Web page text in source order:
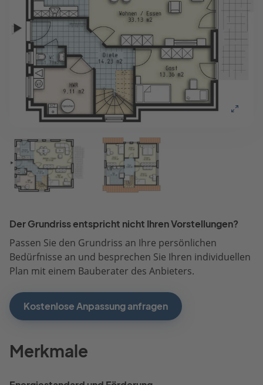
Der Grundriss entspricht nicht Ihren Vorstellungen?
Passen Sie den Grundriss an Ihre persönlichen
Bedürfnisse an und besprechen Sie Ihren individuellen
Plan mit einem Bauberater des Anbieters.
Kostenlose Anpassung anfragen
Merkmale